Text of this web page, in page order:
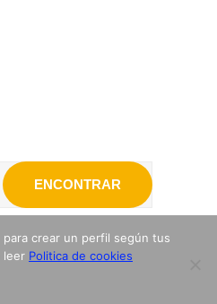
ENCONTRAR
crear un perfil según tus
leer Politica de cookies